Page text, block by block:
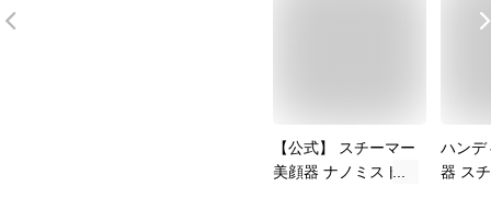
【公式】 スチーマー
美顔器 ナノミスト
ハンデ
器 ス